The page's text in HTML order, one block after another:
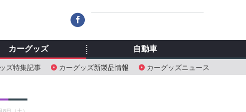
カーグッズ
ズ特集記事 カーグッズ新製品情報 カーグッズニュース
自動車